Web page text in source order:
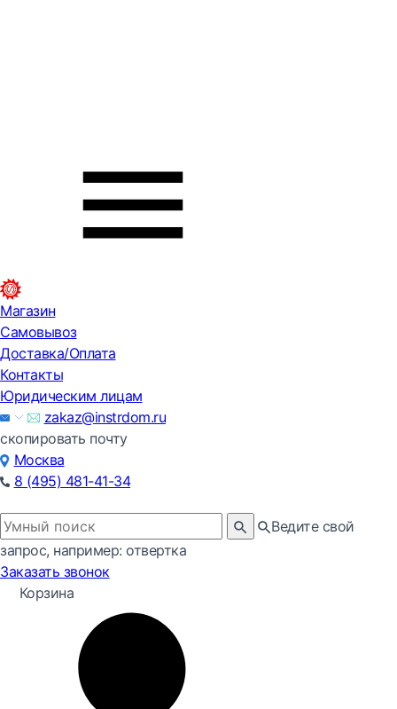
Магазин
Самовывоз
Доставка/Оплата
Контакты
Юридическим лицам
zakaz@instrdom.ru
скопировать почту
Москва
8 (495) 481-41-34
Ведите свой
запрос, например: отвертка
Заказать звонок
Корзина